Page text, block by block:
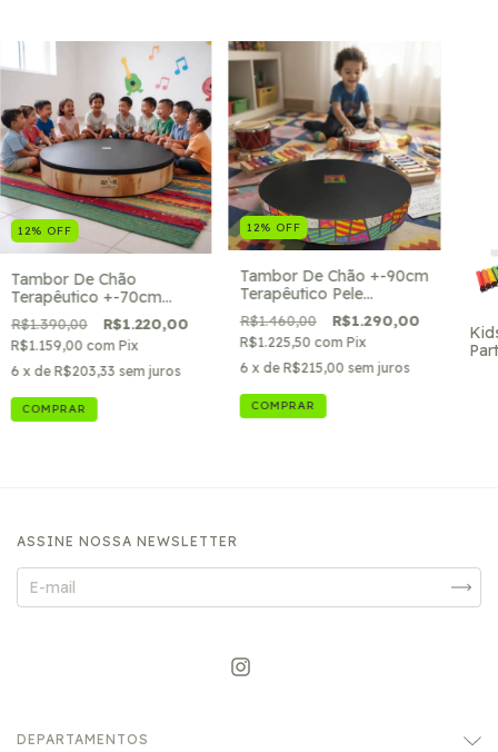
12% OFF
Tambor De Chão
Terapêutico +-70cm
Madeira Laqueada Kids
Music Pele Asséptica
R$1.390,00 R$1.220,00
R$1.159,00 com Pix
6 x de R$203,33 sem juros
12% OFF
Tambor De Chão +-90cm
Terapêutico Pele
Asséptica Kids Music
R$1.460,00 R$1.290,00
R$1.225,50 com Pix
6 x de R$215,00 sem juros
COMPRAR
ASSINE NOSSA NEWSLETTER
DEPARTAMENTOS